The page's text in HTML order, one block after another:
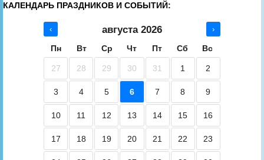
КАЛЕНДАРЬ ПРАЗДНИКОВ И СОБЫТИЙ:
‹ августа 2026 ›
Пн Вт Ср Чт Пт Сб Вс
27 28 29 30 31 1 2
3 4 5 6 7 8 9
10 11 12 13 14 15 16
17 18 19 20 21 22 23